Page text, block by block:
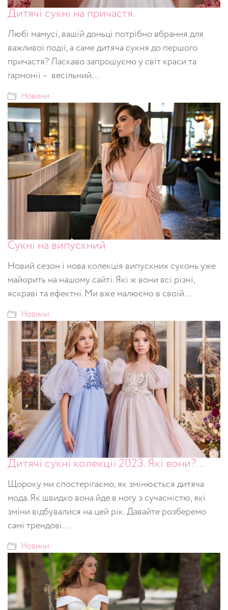
Дитячі сукні на причастя.
Любі мамусі, вашій доньці потрібно вбрання для
важливої події, а саме дитяча сукня до першого
причастя? Ласкаво запрошуємо у світ краси та
гармонії – весільний…
Новини
Сукні на випускний
Новий сезон і нова колекція випускних суконь уже
майорить на нашому сайті. Які ж вони всі різні,
яскраві та ефектні. Ми вже малюємо в своїй…
Новини
Дитячі сукні колекції 2023. Які вони?…
Щороку ми спостерігаємо, як змінюється дитяча
мода. Як швидко вона йде в ногу з сучасністю, які
зміни відбувалися на цей рік. Давайте розберемо
самі трендові…
Новини